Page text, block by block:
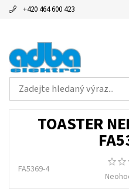
+420 464 600 423
TOASTER
FA5369-4